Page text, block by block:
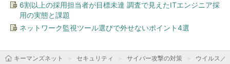
6割以上の採用担当者が目標未達 調査で見えたITエンジニア採
用の実態と課題
ネットワーク監視ツール選びで外せないポイント4選
キーマンズネット セキュリティ サイバー攻撃の対策
ウイルス／